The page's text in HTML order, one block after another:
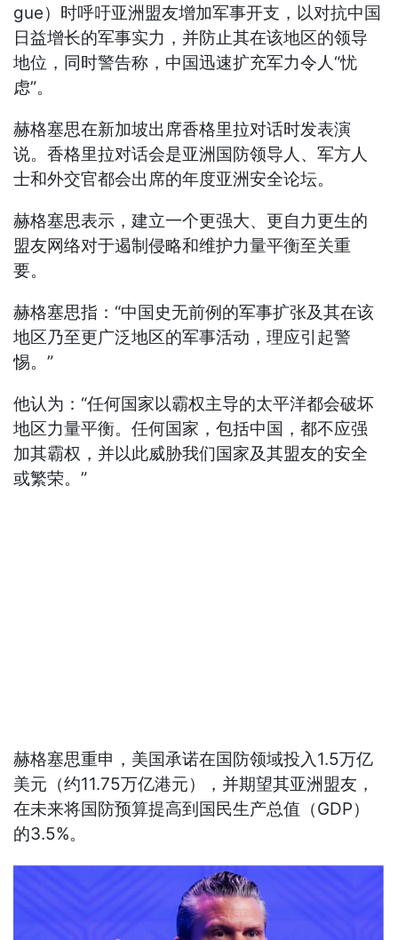
gue）时呼吁亚洲盟友增加军事开支，以对抗中国
日益增长的军事实力，并防止其在该地区的领导
地位，同时警告称，中国迅速扩充军力令人“忧
虑”。
赫格塞思在新加坡出席香格里拉对话时发表演
说。香格里拉对话会是亚洲国防领导人、军方人
士和外交官都会出席的年度亚洲安全论坛。
赫格塞思表示，建立一个更强大、更自力更生的
盟友网络对于遏制侵略和维护力量平衡至关重
要。
赫格塞思指：“中国史无前例的军事扩张及其在该
地区乃至更广泛地区的军事活动，理应引起警
惕。”
他认为：“任何国家以霸权主导的太平洋都会破坏
地区力量平衡。任何国家，包括中国，都不应强
加其霸权，并以此威胁我们国家及其盟友的安全
或繁荣。”
赫格塞思重申，美国承诺在国防领域投入1.5万亿
美元（约11.75万亿港元），并期望其亚洲盟友，
在未来将国防预算提高到国民生产总值（GDP）
的3.5%。